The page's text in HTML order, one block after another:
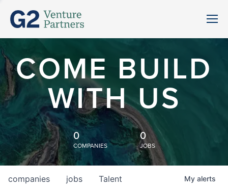
COME BUILD
WITH US
0
COMPANIES
0
JOBS
jobs
companies Talent My alerts